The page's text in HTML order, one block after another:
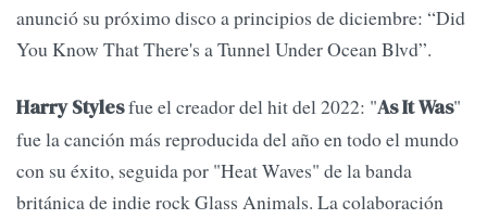
anunció su próximo disco a principios de diciembre: “Did
You Know That There's a Tunnel Under Ocean Blvd”.
Harry Stylesfue el creador del hit del 2022: "As It Was"
fue la canción más reproducida del año en todo el mundo
con su éxito, seguida por "Heat Waves" de la banda
británica de indie rock Glass Animals. La colaboración